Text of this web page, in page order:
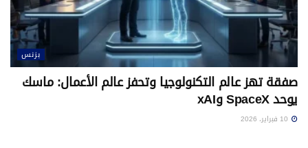
بزنس
صفقة تهز عالم التكنولوجيا وتحفز عالم الأعمال: ماسك
يوحد SpaceX وxAI